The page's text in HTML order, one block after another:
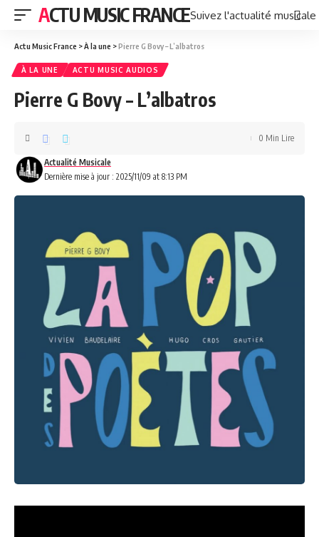
ACTU MUSIC FRANCESuivez l'actualité
Actu Music France >À la une >Pierre G Bovy – L’albatros
À LA UNE ACTU MUSIC AUDIOS
Pierre G Bovy – L’albatros
Dernière mise à jour : 2025/11/09 at 8:13 PM
Actualité Musicale
0 Min Lire